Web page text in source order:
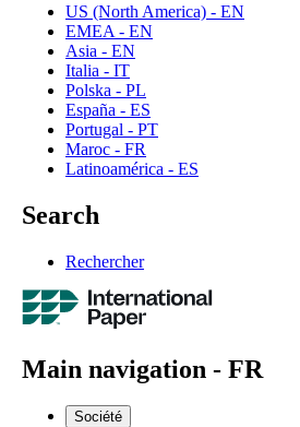
US (North America) - EN
EMEA - EN
Asia - EN
Italia - IT
Polska - PL
España - ES
Portugal - PT
Maroc - FR
Latinoamérica - ES
Search
Rechercher
Main navigation - FR
Société